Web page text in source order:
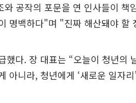
와 공작의 포문을 연 인사들이
명백하다"며 "진짜 해산돼야 할
했다. 장 대표는 “오늘이 청년의
아니라, 청년에게 ‘새로운 일자